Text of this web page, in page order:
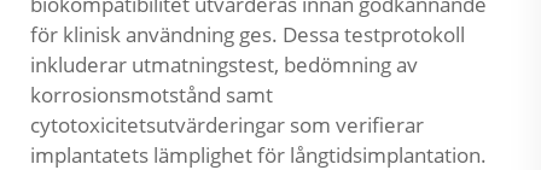
för klinisk användning ges. Dessa testprotokoll
inkluderar utmatningstest, bedömning av
korrosionsmotstånd samt
cytotoxicitetsutvärderingar som verifierar
implantatets lämplighet för långtidsimplantation.